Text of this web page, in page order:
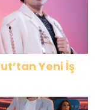
Yeni İş